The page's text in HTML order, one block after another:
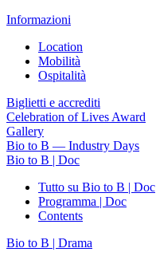
Informazioni
Location
Mobilità
Ospitalità
Biglietti e accrediti
Celebration of Lives Award
Gallery
Bio to B — Industry Days
Bio to B | Doc
Tutto su Bio to B | Doc
Programma | Doc
Contents
Bio to B | Drama